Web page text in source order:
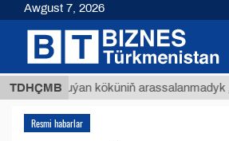
TDHÇMB
Buýan köküniň arassalanmadyk
Resmi habarlar
Awgust 7, 2026